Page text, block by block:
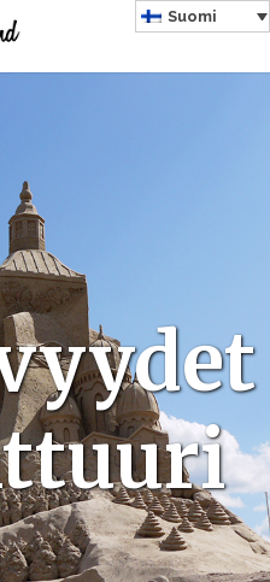
Suomi